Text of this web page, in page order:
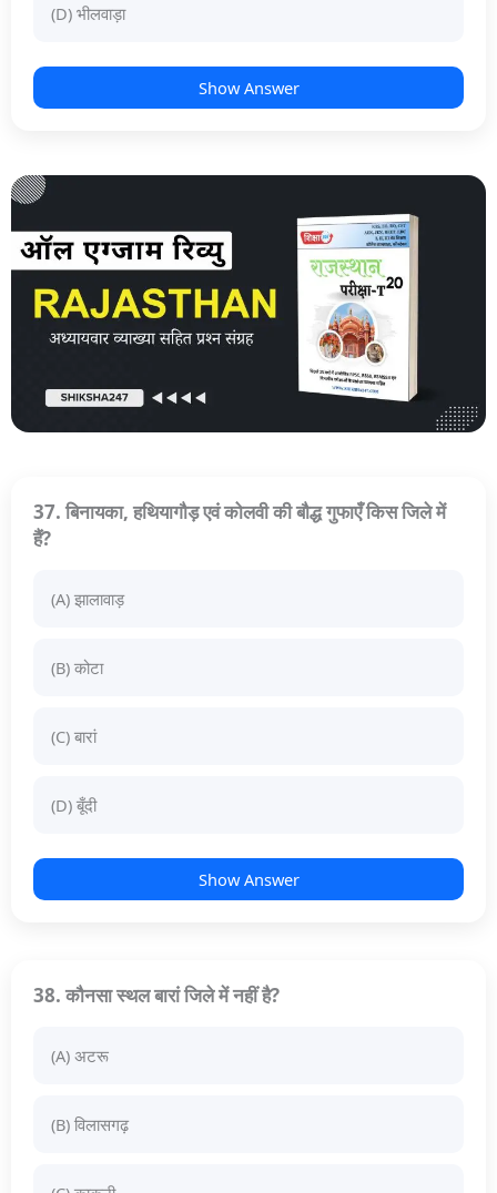
(D) भीलवाड़ा
Show Answer
37. बिनायका, हथियागौड़ एवं कोलवी की बौद्ध गुफाएँ किस जिले में
हैं?
(A) झालावाड़
(B) कोटा
(C) बारां
(D) बूँदी
Show Answer
38. कौनसा स्थल बारां जिले में नहीं है?
(A) अटरू
(B) विलासगढ़